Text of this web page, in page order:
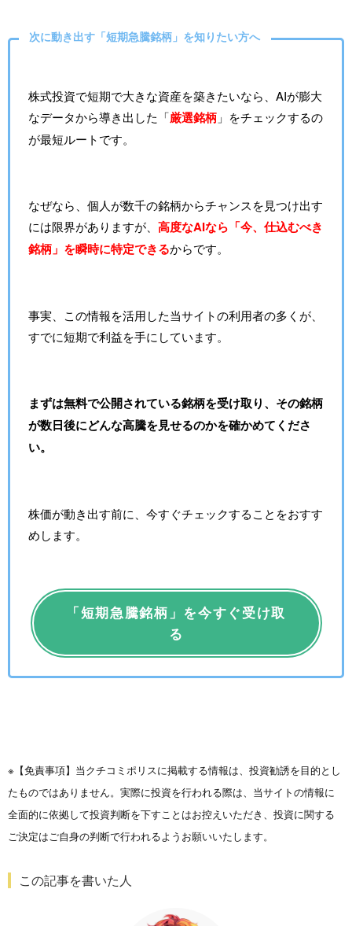
次に動き出す「短期急騰銘柄」を知りたい方へ
株式投資で短期で大きな資産を築きたいなら、AIが膨大
なデータから導き出した「厳選銘柄」をチェックするの
が最短ルートです。
なぜなら、個人が数千の銘柄からチャンスを見つけ出す
には限界がありますが、 高度なAIなら「今、仕込むべき
銘柄」を瞬時に特定できるからです。
事実、この情報を活用した当サイトの利用者の多くが、
すでに短期で利益を手にしています。
まずは無料で公開されている銘柄を受け取り、その銘柄
が数日後にどんな高騰を見せるのかを確かめてくださ
い。
株価が動き出す前に、今すぐチェックすることをおすす
めします。
「短期急騰銘柄」を今すぐ受け取
る
※【免責事項】当クチコミポリスに掲載する情報は、投資勧誘を目的とし
たものではありません。実際に投資を行われる際は、当サイトの情報に
全面的に依拠して投資判断を下すことはお控えいただき、投資に関する
ご決定はご自身の判断で行われるようお願いいたします。
この記事を書いた人